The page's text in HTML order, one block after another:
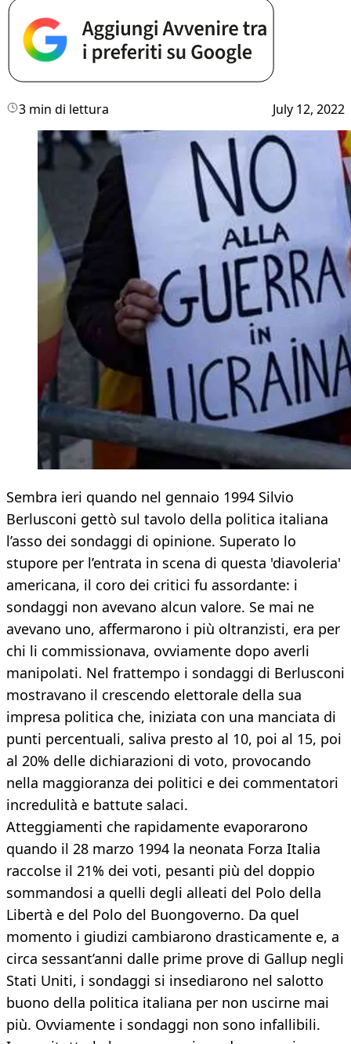
3 min di lettura July 12, 2022
Sembra ieri quando nel gennaio 1994 Silvio
Berlusconi gettò sul tavolo della politica italiana
l’asso dei sondaggi di opinione. Superato lo
stupore per l’entrata in scena di questa 'diavoleria'
americana, il coro dei critici fu assordante: i
sondaggi non avevano alcun valore. Se mai ne
avevano uno, affermarono i più oltranzisti, era per
chi li commissionava, ovviamente dopo averli
manipolati. Nel frattempo i sondaggi di Berlusconi
mostravano il crescendo elettorale della sua
impresa politica che, iniziata con una manciata di
punti percentuali, saliva presto al 10, poi al 15, poi
al 20% delle dichiarazioni di voto, provocando
nella maggioranza dei politici e dei commentatori
incredulità e battute salaci.
Atteggiamenti che rapidamente evaporarono
quando il 28 marzo 1994 la neonata Forza Italia
raccolse il 21% dei voti, pesanti più del doppio
sommandosi a quelli degli alleati del Polo della
Libertà e del Polo del Buongoverno. Da quel
momento i giudizi cambiarono drasticamente e, a
circa sessant’anni dalle prime prove di Gallup negli
Stati Uniti, i sondaggi si insediarono nel salotto
buono della politica italiana per non uscirne mai
più. Ovviamente i sondaggi non sono infallibili.